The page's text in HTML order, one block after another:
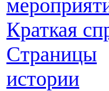
Краткая
Страницы
истории